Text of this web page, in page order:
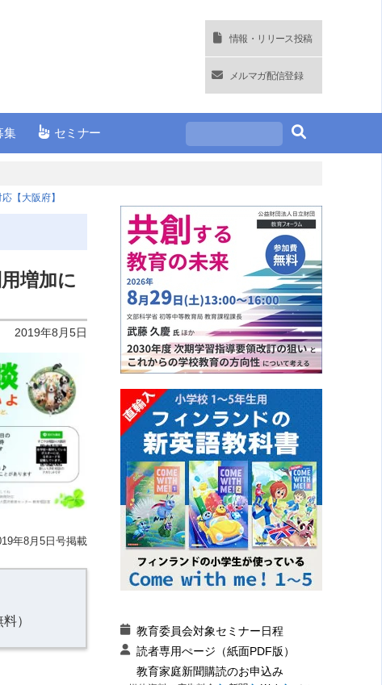
情報・リリース投稿
メルマガ配信登録
集 セミナー
【大阪府】
増加に
2019年8月5日
年8月5日号掲載
）
教育委員会対象セミナー日程
読者専用ぺージ（紙面PDF版）
教育家庭新聞購読のお申込み